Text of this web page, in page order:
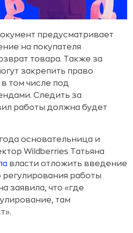
предусматривает
на покупателя
товара. Также за
закрепить право
том числе под
Следить за
работы должна будет
основательница и
Wildberries Татьяна
власти отложить введение
регулирования работы
заявила, что «где
там